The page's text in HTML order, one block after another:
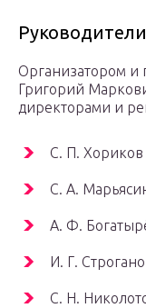
Руководители
Организатором и
Григорий
директорами и
С. П.
С. А.
А. Ф.
И. Г.
С. Н.